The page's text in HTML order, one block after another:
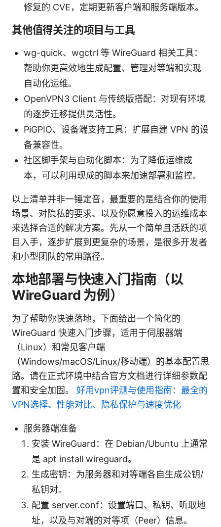
修复的 CVE，定期更新客户端和服务端版本。
其他值得关注的项目与工具
wg-quick、wgctrl 等 WireGuard 相关工具：
帮助你更高效地生成配置、管理对等端和实现
自动化运维。
OpenVPN3 Client 与传统版搭配：对现有环境
的逐步迁移提供灵活性。
PiGPIO、设备端支持工具：扩展自建 VPN 的设
备兼容性。
社区脚手架与自动化脚本：为了降低运维成
本，可以利用现成的脚本来加速部署和监控。
以上清单并非一锤定音，最重要的是结合你的使用
场景、对隐私的要求、以及你愿意投入的运维成本
来选择合适的解决方案。先从一个简单且活跃的项
目入手，逐步扩展到更复杂的场景，是很多开发者
和小型团队的常用路径。
本地部署与快速入门指南（以
WireGuard 为例）
为了帮助你快速落地，下面给出一个简化的
WireGuard 快速入门步骤，适用于伺服器端
（Linux）和常见客户端
（Windows/macOS/Linux/移动端）的基本配置思
路。请在正式环境中结合官方文档进行详细参数配
置和安全加固。 好用vpn评测与使用指南：最全的
VPN选择、性能对比、隐私保护与速度优化
服务器端准备
安装 WireGuard：在 Debian/Ubuntu 上通常
是 apt install wireguard。
生成密钥：为服务器和对等端各自生成公钥/
私钥对。
配置 server.conf：设置端口、私钥、听取地
址，以及与对端的对等项（Peer）信息。